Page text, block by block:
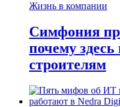
Жизнь в компании
Симфония
почему здесь
строителям